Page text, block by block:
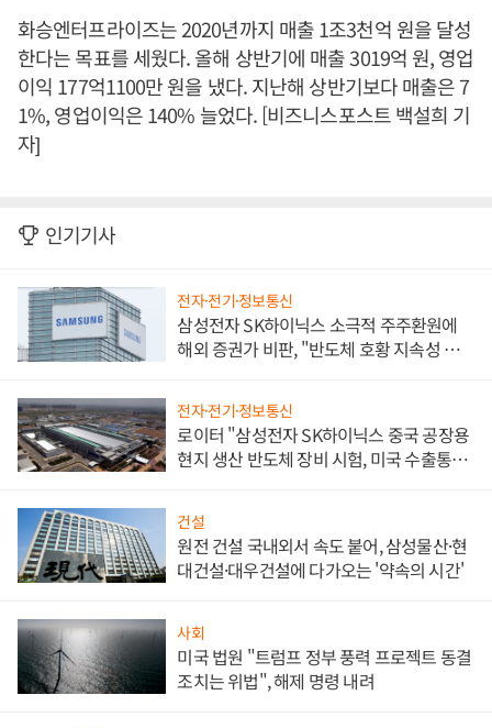
화승엔터프라이즈는 2020년까지 매출 1조3천억 원을 달성
한다는 목표를 세웠다. 올해 상반기에 매출 3019억 원, 영업
이익 177억1100만 원을 냈다. 지난해 상반기보다 매출은 7
1%, 영업이익은 140% 늘었다. [비즈니스포스트 백설희 기
자]
인기기사
전자·전기·정보통신
삼성전자 SK하이닉스 소극적 주주환원에
해외 증권가 비판, "반도체 호황 지속성 의
전자·전기·정보통신
로이터 "삼성전자 SK하이닉스 중국 공장용
현지 생산 반도체 장비 시험, 미국 수출통제
건설
원전 건설 국내외서 속도 붙어, 삼성물산·현
대건설·대우건설에 다가오는 '약속의 시간'
사회
미국 법원 "트럼프 정부 풍력 프로젝트 동결
조치는 위법", 해제 명령 내려